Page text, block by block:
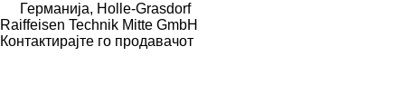
Германија, Holle-Grasdorf
Raiffeisen Technik Mitte GmbH
Контактирајте го продавачот